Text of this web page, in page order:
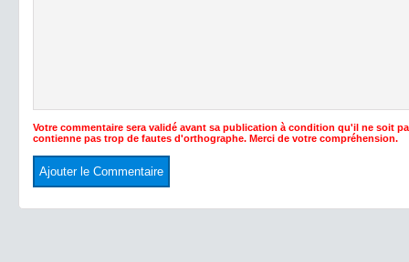
Votre commentaire sera validé avant sa publication à condition qu'il ne soit
contienne pas trop de fautes d'orthographe. Merci de votre compréhension.